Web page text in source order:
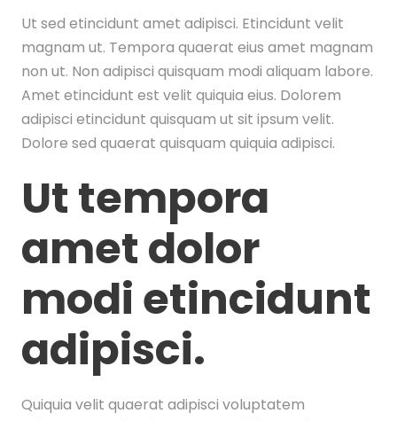
Ut sed etincidunt amet adipisci. Etincidunt velit
magnam ut. Tempora quaerat eius amet magnam
non ut. Non adipisci quisquam modi aliquam labore.
Amet etincidunt est velit quiquia eius. Dolorem
adipisci etincidunt quisquam ut sit ipsum velit.
Dolore sed quaerat quisquam quiquia adipisci.
Ut tempora
amet dolor
modi etincidunt
adipisci.
Quiquia velit quaerat adipisci voluptatem